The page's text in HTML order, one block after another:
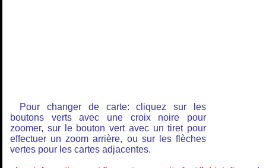
Pour changer de carte: cliquez sur les
boutons verts avec une croix noire pour
zoomer, sur le bouton vert avec un tiret pour
effectuer un zoom arrière, ou sur les flèches
vertes pour les cartes adjacentes.